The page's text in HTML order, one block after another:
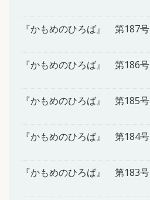
『かもめのひろば』 第187号
『かもめのひろば』 第186号
『かもめのひろば』 第185号
『かもめのひろば』 第184号
『かもめのひろば』 第183号